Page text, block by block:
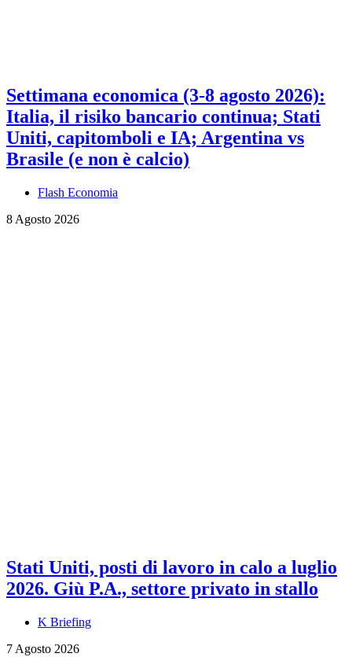
Settimana economica (3-8 agosto 2026):
Italia, il risiko bancario continua; Stati
Uniti, capitomboli e IA; Argentina vs
Brasile (e non è calcio)
Flash Economia
8 Agosto 2026
Stati Uniti, posti di lavoro in calo a luglio
2026. Giù P.A., settore privato in stallo
K Briefing
7 Agosto 2026